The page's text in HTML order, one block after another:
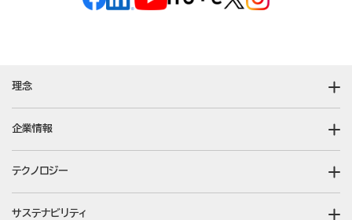
理念
企業情報
テクノロジー
サステナビリティ